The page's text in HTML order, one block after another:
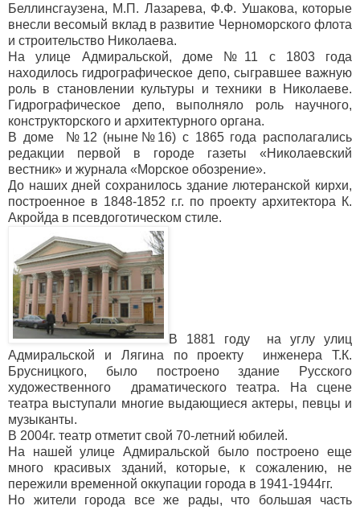
Беллинсгаузена, М.П. Лазарева, Ф.Ф. Ушакова, которые
внесли весомый вклад в развитие Черноморского флота
и строительство Николаева.
На улице Адмиральской, доме №11 с 1803 года
находилось гидрографическое депо, сыгравшее важную
роль в становлении культуры и техники в Николаеве.
Гидрографическое депо, выполняло роль научного,
конструкторского и архитектурного органа.
В доме №12 (ныне№16) с 1865 года располагались
редакции первой в городе газеты «Николаевский
вестник» и журнала «Морское обозрение».
До наших дней сохранилось здание лютеранской кирхи,
построенное в 1848-1852 г.г. по проекту архитектора К.
Акройда в псевдоготическом стиле.
В 1881 году на углу улиц
Адмиральской и Лягина по проекту инженера Т.К.
Брусницкого, было построено здание Русского
художественного драматического театра. На сцене
театра выступали многие выдающиеся актеры, певцы и
музыканты.
В 2004г. театр отметит свой 70-летний юбилей.
На нашей улице Адмиральской было построено еще
много красивых зданий, которые, к сожалению, не
пережили временной оккупации города в 1941-1944гг.
Но жители города все же рады, что большая часть